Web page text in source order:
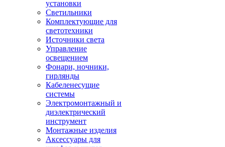
установки
Светильники
Комплектующие для
светотехники
Источники света
Управление
освещением
Фонари, ночники,
гирлянды
Кабеленесущие
системы
Электромонтажный и
диэлектрический
инструмент
Монтажные изделия
Аксессуары для